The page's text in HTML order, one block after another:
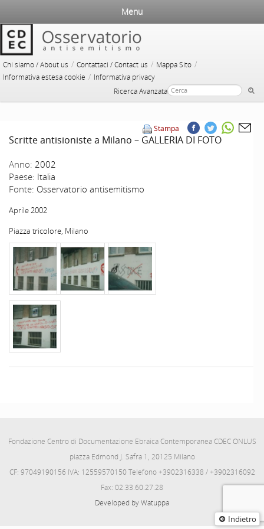
Chi siamo / About us / Contattaci / Contact us / Mappa Sito /
Informativa estesa cookie / Informativa privacy
Ricerca Avanzata
Menu
Indietro
Stampa
Scritte antisioniste a Milano – GALLERIA DI FOTO
Anno: 2002
Paese: Italia
Fonte: Osservatorio antisemitismo
Aprile 2002
Piazza tricolore, Milano
Fondazione Centro di Documentazione Ebraica Contemporanea CDEC ONLUS
piazza Edmond J. Safra 1, 20125 Milano
CF: 97049190156 IVA: 12559570150 Telefono +3902316338 / +3902316092
Fax: 02.33.60.27.28
Developed by Watuppa